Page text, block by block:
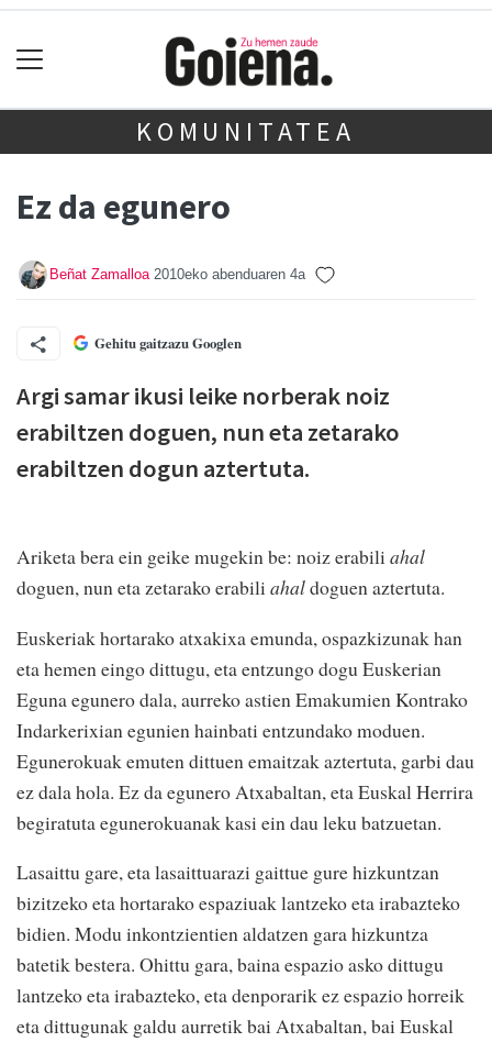
KOMUNITATEA
Ez da egunero
Beñat Zamalloa 2010eko abenduaren 4a
Gehitu gaitzazu Googlen
Argi samar ikusi leike norberak noiz
erabiltzen doguen, nun eta zetarako
erabiltzen dogun aztertuta.
Ariketa bera ein geike mugekin be: noiz erabiliahal
doguen, nun eta zetarako erabiliahaldoguen aztertuta.
Euskeriak hortarako atxakixa emunda, ospazkizunak han
eta hemen eingo dittugu, eta entzungo dogu Euskerian
Eguna egunero dala, aurreko astien Emakumien Kontrako
Indarkerixian egunien hainbati entzundako moduen.
Egunerokuak emuten dittuen emaitzak aztertuta, garbi dau
ez dala hola. Ez da egunero Atxabaltan, eta Euskal Herrira
begiratuta egunerokuanak kasi ein dau leku batzuetan.
Lasaittu gare, eta lasaittuarazi gaittue gure hizkuntzan
bizitzeko eta hortarako espaziuak lantzeko eta irabazteko
bidien. Modu inkontzientien aldatzen gara hizkuntza
batetik bestera. Ohittu gara, baina espazio asko dittugu
lantzeko eta irabazteko, eta denporarik ez espazio horreik
eta dittugunak galdu aurretik bai Atxabaltan, bai Euskal